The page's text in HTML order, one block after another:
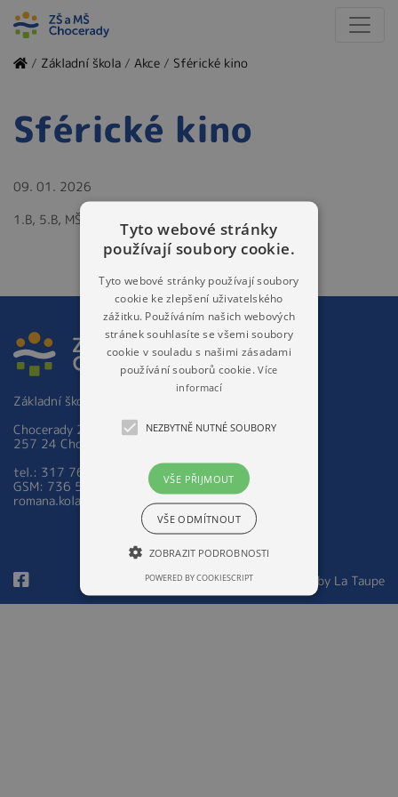
/ Základní škola / Akce / Sférické kino
Sférické kino
09. 01. 2026
1.B, 5.B, MŠ - Berušky, Motýlci, Broučci, Sluníčka
Základní škola a Mateřská škola Chocerady 267
Chocerady 267
257 24 Chocerady
tel.: 317 763 521
GSM: 736 535 973
romana.kolarova@zsmschocerady.cz
© 2026 Design by La Taupe
Tyto webové stránky
používají soubory cookie.
Tyto webové stránky používají soubory
cookie ke zlepšení uživatelského
zážitku. Používáním našich webových
stránek souhlasíte se všemi soubory
cookie v souladu s našimi zásadami
používání souborů cookie.Více
informací
NEZBYTNĚ NUTNÉ SOUBORY
VŠE PŘIJMOUT
VŠE ODMÍTNOUT
ZOBRAZIT PODROBNOSTI
POWERED BY COOKIESCRIPT